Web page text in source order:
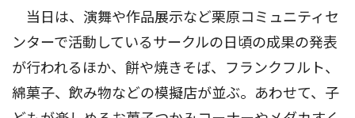
当日は、演舞や作品展示など栗原コミュニティセ
ンターで活動しているサークルの日頃の成果の発表
が行われるほか、餅や焼きそば、フランクフルト、
綿菓子、飲み物などの模擬店が並ぶ。あわせて、子